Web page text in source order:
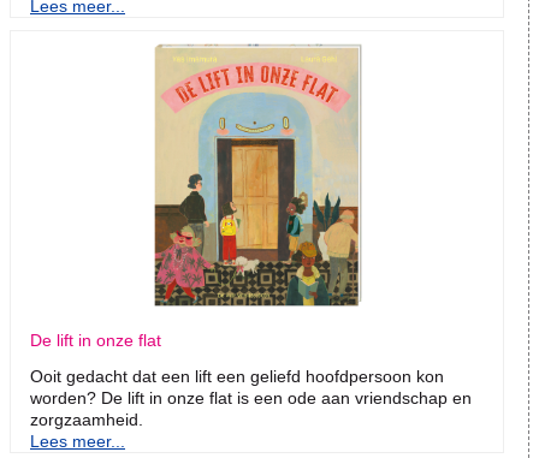
Lees meer...
De lift in onze flat
Ooit gedacht dat een lift een geliefd hoofdpersoon kon
worden? De lift in onze flat is een ode aan vriendschap en
zorgzaamheid.
Lees meer...